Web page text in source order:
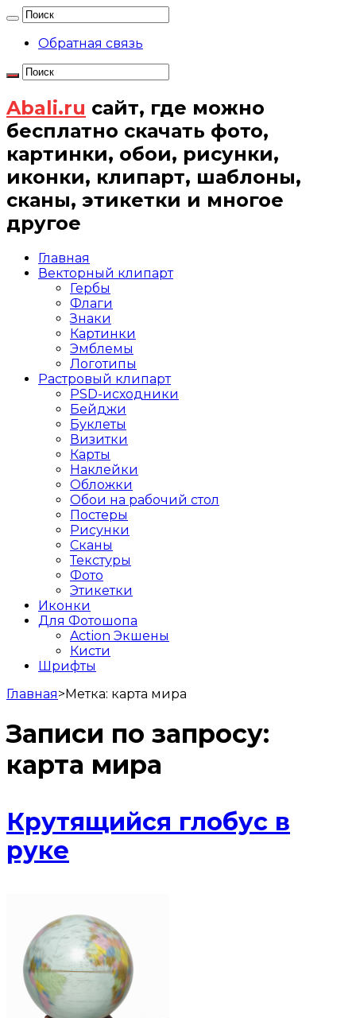
Обратная связь
Abali.ru сайт, где можно
бесплатно скачать фото,
картинки, обои, рисунки,
иконки, клипарт, шаблоны,
сканы, этикетки и многое
другое
Главная
Векторный клипарт
Гербы
Флаги
Знаки
Картинки
Эмблемы
Логотипы
Растровый клипарт
PSD-исходники
Бейджи
Буклеты
Визитки
Карты
Наклейки
Обложки
Обои на рабочий стол
Постеры
Рисунки
Сканы
Текстуры
Фото
Этикетки
Иконки
Для Фотошопа
Action Экшены
Кисти
Шрифты
Главная>Метка: карта мира
Записи по запросу:
карта мира
Крутящийся глобус в
руке